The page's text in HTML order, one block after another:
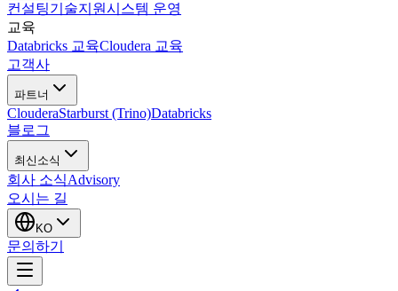
컨설팅기술지원시스템 운영
교육
Databricks 교육Cloudera 교육
고객사
파트너
ClouderaStarburst (Trino)Databricks
블로그
최신소식
회사 소식Advisory
오시는 길
KO
문의하기